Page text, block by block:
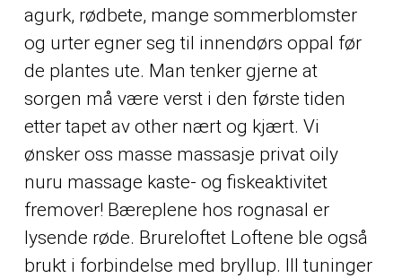
agurk, rødbete, mange sommerblomster
og urter egner seg til innendørs oppal før
de plantes ute. Man tenker gjerne at
sorgen må være verst i den første tiden
etter tapet av othernært og kjært. Vi
ønsker oss masse massasje privat oily
nuru massage kaste- og fiskeaktivitet
fremover! Bæreplene hos rognasal er
lysende røde. Brureloftet Loftene ble også
brukt i forbindelse med bryllup. III tuninger